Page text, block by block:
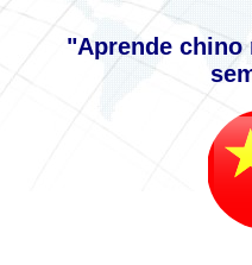
"Aprende chino